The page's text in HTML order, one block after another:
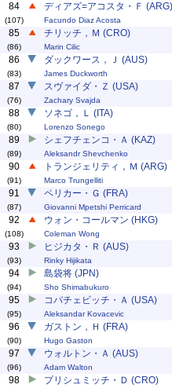
84
(107)
ディアズ=アコスタ・Ｆ (ARG)
Facundo Diaz Acosta
85
(86)
チリッチ，Ｍ (CRO)
Marin Cilic
86
(83)
ダックワース，Ｊ (AUS)
James Duckworth
87
(76)
スヴァイダ・Ｚ (USA)
Zachary Svajda
88
(80)
ソネゴ，Ｌ (ITA)
Lorenzo Sonego
89
(89)
シェフチェンコ・Ａ (KAZ)
Aleksandr Shevchenko
90
(91)
トランジェリティ，Ｍ (ARG)
Marco Trungelliti
91
(87)
ペリカー・Ｇ (FRA)
Giovanni Mpetshi Perricard
92
(108)
ウォン・コールマン (HKG)
Coleman Wong
93
(93)
ヒジカタ・Ｒ (AUS)
Rinky Hijikata
94
(94)
島袋将 (JPN)
Sho Shimabukuro
95
(95)
コバチェビッチ・Ａ (USA)
Aleksandar Kovacevic
96
(90)
ガストン，Ｈ (FRA)
Hugo Gaston
97
(96)
ウォルトン・Ａ (AUS)
Adam Walton
98 プリシュミッチ・Ｄ (CRO)